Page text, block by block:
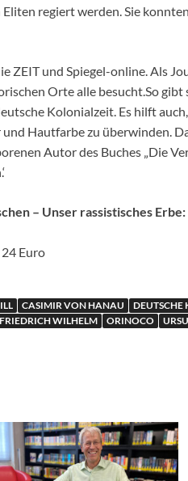
regiert werden. Sie
ZEIT und Spiegel-online. Als
Orte alle besucht.So
Kolonialzeit. Es hilft
Hautfarbe zu überwinden.
Autor des Buches „Die
– Unser rassistisches Erbe:
Euro
CASIMIR VON HANAU
DEUTSCHE
WILHELM ORINOCO